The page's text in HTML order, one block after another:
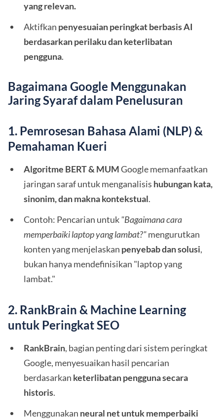
yang relevan.
Aktifkan penyesuaian peringkat berbasis AI
berdasarkan perilaku dan keterlibatan
pengguna.
Bagaimana Google Menggunakan
Jaring Syaraf dalam Penelusuran
1. Pemrosesan Bahasa Alami (NLP) &
Pemahaman Kueri
Algoritme BERT & MUMGoogle memanfaatkan
jaringan saraf untuk menganalisis hubungan kata,
sinonim, dan makna kontekstual.
Contoh: Pencarian untuk "Bagaimana cara
memperbaiki laptop yang lambat?"mengurutkan
konten yang menjelaskan penyebab dan solusi,
bukan hanya mendefinisikan "laptop yang
lambat."
2. RankBrain & Machine Learning
untuk Peringkat SEO
RankBrain, bagian penting dari sistem peringkat
Google, menyesuaikan hasil pencarian
berdasarkan keterlibatan pengguna secara
historis.
Menggunakan neural net untuk memperbaiki